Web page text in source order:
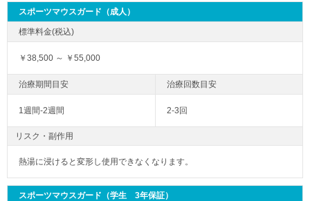
スポーツマウスガード（成人）
￥38,500 ～ ￥55,000
1週間-2週間 2-3回
リスク・副作用
熱湯に浸けると変形し使用できなくなります。
スポーツマウスガード（学生 3年保証）